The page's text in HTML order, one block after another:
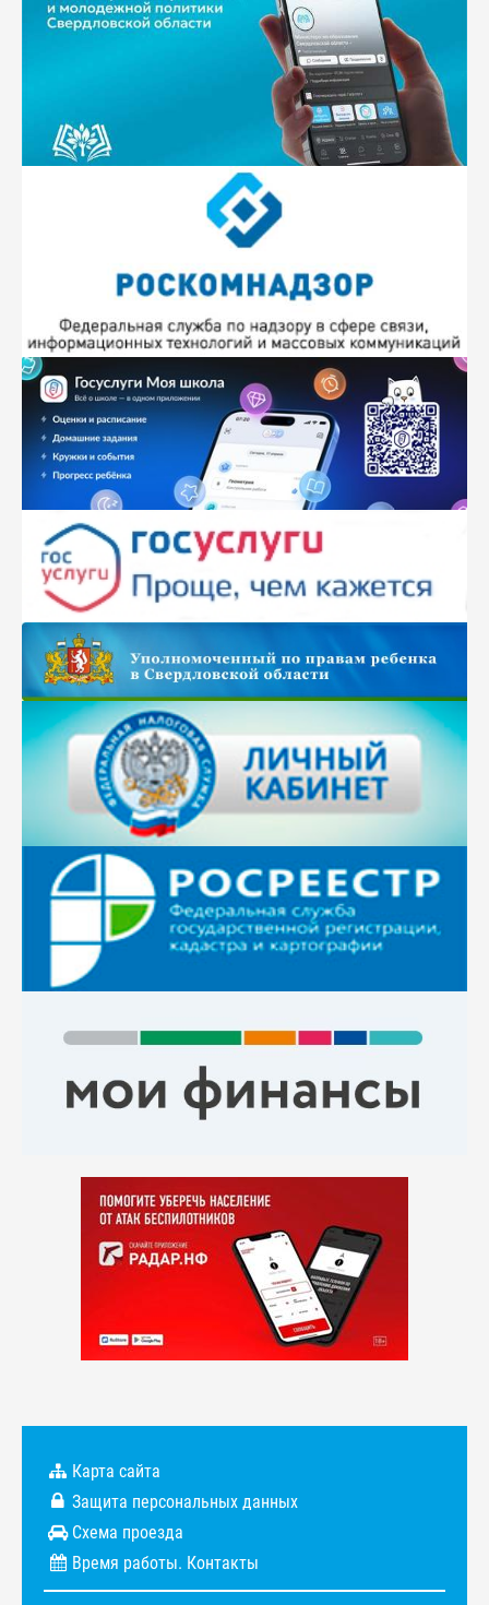
Карта сайта
Защита персональных данных
Схема проезда
Время работы. Контакты